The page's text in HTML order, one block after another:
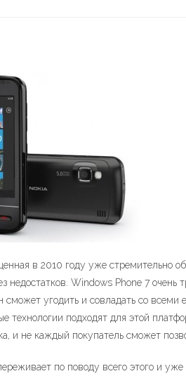
в 2010 году уже стремительно
недостатков. Windows Phone 7 очень
угодить и совладать со всеми
технологии подходят для этой
и не каждый покупатель сможет
по поводу всего этого и